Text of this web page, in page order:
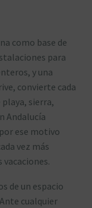
como base de
para
y una
convierte cada
sierra,
Andalucía
ese motivo
vez más
de un espacio
cualquier